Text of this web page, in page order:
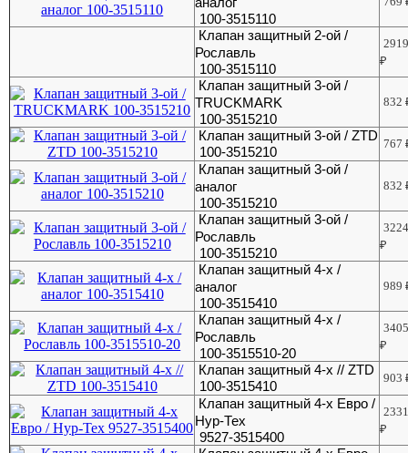
100-3515110
Клапан защитный 2-ой /
Рославль
100-3515110
₽
Клапан защитный 3-ой /
TRUCKMARK
100-3515210
832
Клапан защитный 3-ой / ZTD
100-3515210
767
Клапан защитный 3-ой /
аналог
100-3515210
832
Клапан защитный 3-ой /
Рославль
100-3515210
₽
Клапан защитный 4-х /
аналог
100-3515410
989
Клапан защитный 4-х /
Рославль
100-3515510-20
₽
Клапан защитный 4-х // ZTD
100-3515410
903
Клапан защитный 4-х Евро /
Нур-Тех
9527-3515400
₽